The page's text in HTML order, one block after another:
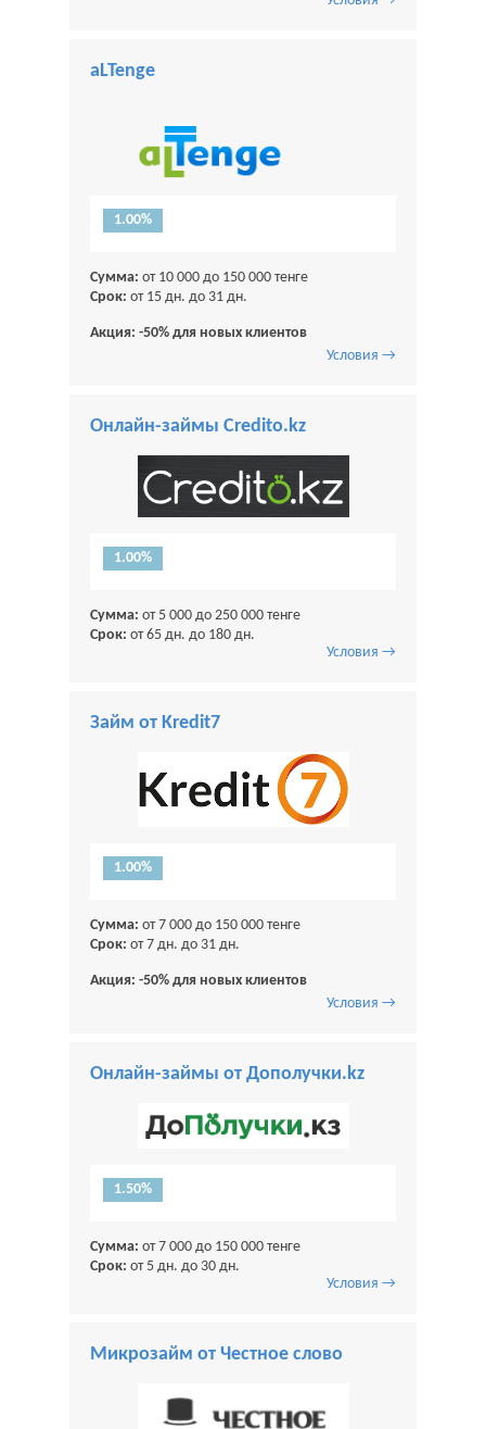
aLTenge
1.00%
Сумма: от 10 000 до 150 000 тенге
Срок: от 15 дн. до 31 дн.
Акция: -50% для новых клиентов
Условия →
Онлайн-займы Credito.kz
1.00%
Сумма: от 5 000 до 250 000 тенге
Срок: от 65 дн. до 180 дн.
Условия →
Займ от Kredit7
1.00%
Сумма: от 7 000 до 150 000 тенге
Срок: от 7 дн. до 31 дн.
Акция: -50% для новых клиентов
Условия →
Онлайн-займы от Дополучки.kz
1.50%
Сумма: от 7 000 до 150 000 тенге
Срок: от 5 дн. до 30 дн.
Условия →
Микрозайм от Честное слово